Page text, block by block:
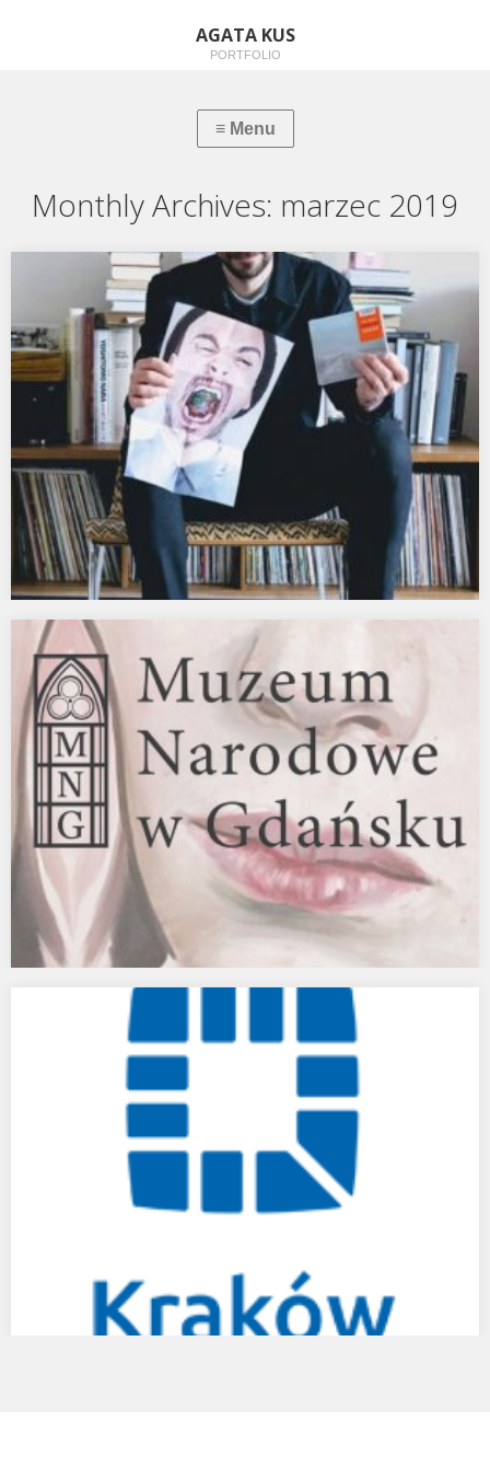
AGATA KUS
PORTFOLIO
Monthly Archives: marzec 2019
Obrazy dla zespołu FISZ EMADE TWORZYWO
SZTUCZNE, album RADAR
Obrazy olejne Agaty Kus ilustrują wnętrze nowej płyty Radar
zespołu Fisz Emade Tworzywo Sztuczne. Po…
MŁODE MALARSTWO POLSKIE- MUZEUM
NARODOWE W GDAŃSKU
Wojciech BonisławskiDyrektor Muzeum Narodowego w Gdańsku
/Director of The National Museum in Gdańsk zaprasza na